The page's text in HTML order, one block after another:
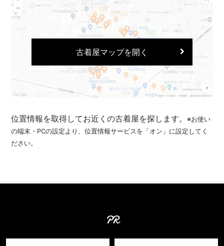
古着屋マップを開く
位置情報を取得してお近くの古着屋を探します。※お使い
の端末・PCの設定より、位置情報サービスを「オン」に設定してく
ださい。
PR